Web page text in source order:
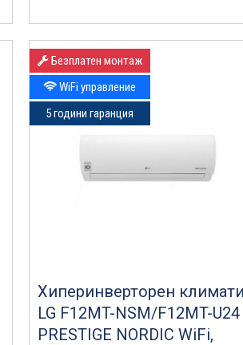
Безплатен монтаж
WiFi управление
5 години гаранция
Хиперинверторен
LG F12MT-NSM/F12MT-U24
PRESTIGE NORDIC WiFi,